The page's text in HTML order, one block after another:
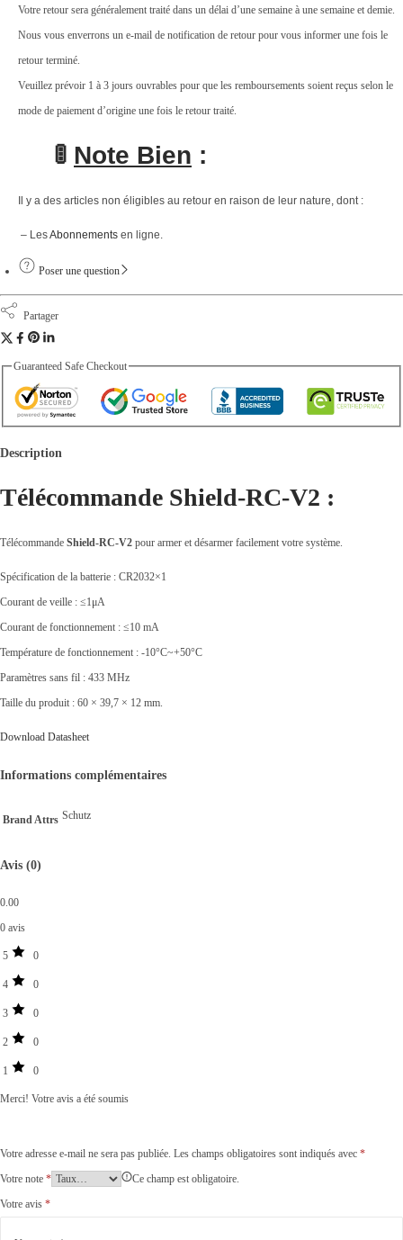
Votre retour sera généralement traité dans un délai d’une semaine à une semaine et demie.
Nous vous enverrons un e-mail de notification de retour pour vous informer une fois le
retour terminé.
Veuillez prévoir 1 à 3 jours ouvrables pour que les remboursements soient reçus selon le
mode de paiement d’origine une fois le retour traité.
🚦 Note Bien :
Il y a des articles non éligibles au retour en raison de leur nature, dont :
– LesAbonnements en ligne.
Poser une question
Partager
Guaranteed Safe Checkout
Description
Télécommande Shield-RC-V2 :
Télécommande Shield-RC-V2 pour armer et désarmer facilement votre système.
Spécification de la batterie : CR2032×1
Courant de veille : ≤1μA
Courant de fonctionnement : ≤10 mA
Température de fonctionnement : -10°C~+50°C
Paramètres sans fil : 433 MHz
Taille du produit : 60 × 39,7 × 12 mm.
Download Datasheet
Informations complémentaires
Brand Attrs Schutz
Avis (0)
0.00
0 avis
5 0
4 0
3 0
2 0
1 0
Merci! Votre avis a été soumis
Votre adresse e-mail ne sera pas publiée. Les champs obligatoires sont indiqués avec *
Votre note *
Ce champ est obligatoire.
Votre avis *